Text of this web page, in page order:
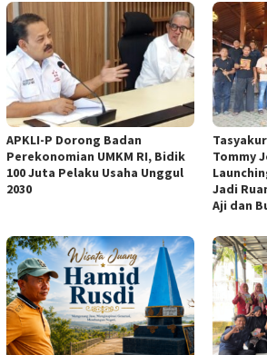
APKLI-P Dorong Badan
Perekonomian UMKM RI, Bidik
100 Juta Pelaku Usaha Unggul
2030
Tommy
Jadi
Aji dan